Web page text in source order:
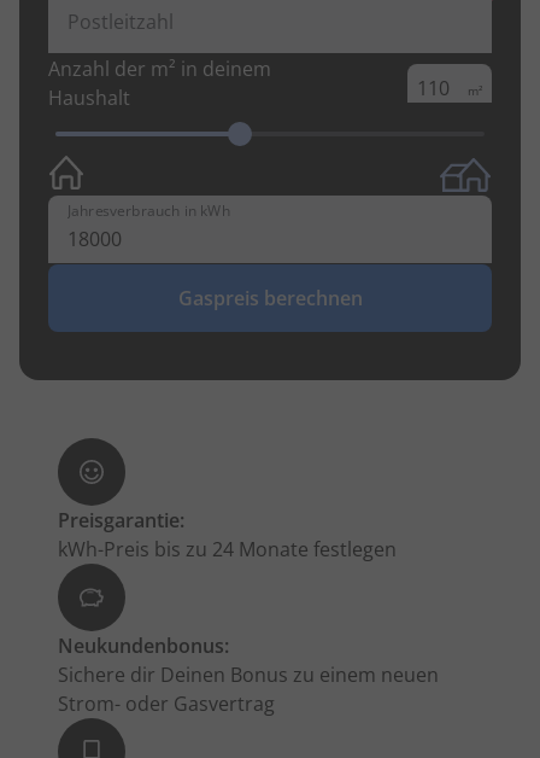
Postleitzahl
Anzahl der m² in deinem
Haushalt
m²
Jahresverbrauch in kWh
Gaspreis berechnen
Preisgarantie:
kWh-Preis bis zu 24 Monate festlegen
Neukundenbonus:
Sichere dir Deinen Bonus zu einem neuen
Strom- oder Gasvertrag